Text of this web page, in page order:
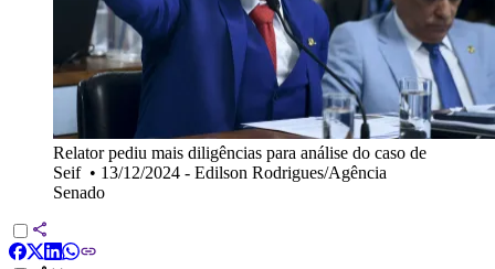
Relator pediu mais diligências para análise do caso de
Seif• 13/12/2024 - Edilson Rodrigues/Agência
Senado